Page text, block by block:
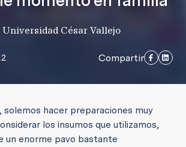
Universidad César Vallejo
Compartir
solemos hacer preparaciones muy
los insumos que utilizamos,
un enorme pavo bastante